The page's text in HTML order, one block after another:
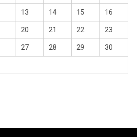
13 14 15 16
20 21 22 23
27 28 29 30